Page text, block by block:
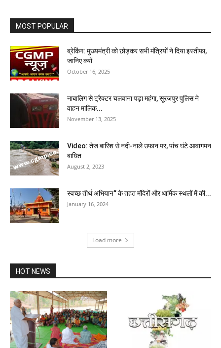
MOST POPULAR
ब्रेकिंग: मुख्यमंत्री को छोड़कर सभी मंत्रियों ने दिया इस्तीफा,
जानिए क्यों
October 16, 2025
नाबालिग से ट्रैक्टर चलवाना पड़ा महंगा, सूरजपुर पुलिस ने
वाहन मालिक...
November 13, 2025
Video: तेज बारिश से नदी-नाले उफान पर, पांच घंटे आवागमन
बाधित
August 2, 2023
स्वच्छ तीर्थ अभियान“ के तहत मंदिरों और धार्मिक स्थलों में की...
January 16, 2024
Load more
HOT NEWS